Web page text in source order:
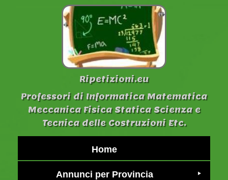
Ripetizioni.eu
Professori di Informatica Matematica
Meccanica Fisica Statica Scienza e
Tecnica delle Costruzioni Etc.
Home
Annunci per Provincia